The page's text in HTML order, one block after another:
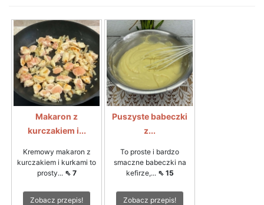
Makaron z
kurczakiem i...
Kremowy makaron z
kurczakiem i kurkami to
prosty... ⇖ 7
Zobacz przepis!
Puszyste babeczki
z...
To proste i bardzo
smaczne babeczki na
kefirze,... ⇖ 15
Zobacz przepis!